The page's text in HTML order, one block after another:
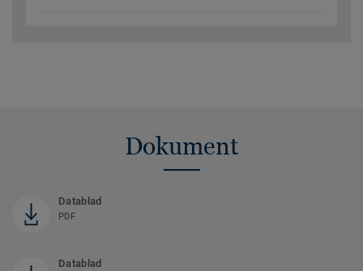
Dokument
Datablad
PDF
Datablad